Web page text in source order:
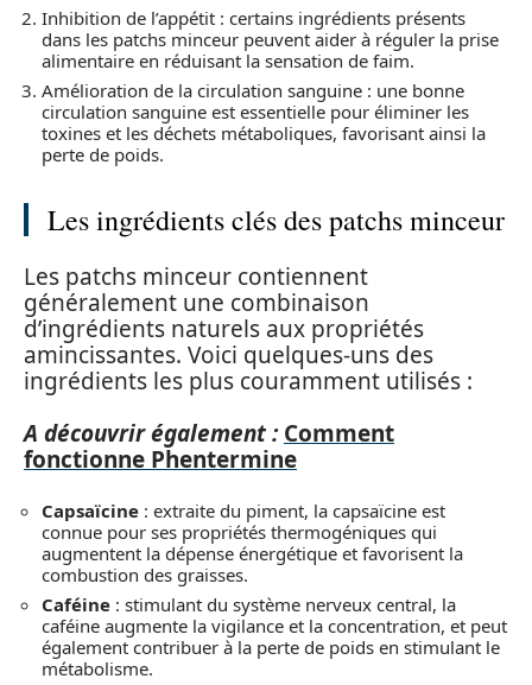
Inhibition de l’appétit : certains ingrédients présents
dans les patchs minceur peuvent aider à réguler la prise
alimentaire en réduisant la sensation de faim.
Amélioration de la circulation sanguine : une bonne
circulation sanguine est essentielle pour éliminer les
toxines et les déchets métaboliques, favorisant ainsi la
perte de poids.
Les ingrédients clés des patchs minceur
Les patchs minceur contiennent
généralement une combinaison
d’ingrédients naturels aux propriétés
amincissantes. Voici quelques-uns des
ingrédients les plus couramment utilisés :
A découvrir également : Comment
fonctionne Phentermine
Capsaïcine : extraite du piment, la capsaïcine est
connue pour ses propriétés thermogéniques qui
augmentent la dépense énergétique et favorisent la
combustion des graisses.
Caféine : stimulant du système nerveux central, la
caféine augmente la vigilance et la concentration, et peut
également contribuer à la perte de poids en stimulant le
métabolisme.